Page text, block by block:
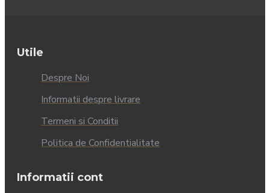
Utile
Despre Noi
Informatii despre livrare
Termeni si Conditii
Politica de Confidentialitate
Informatii cont